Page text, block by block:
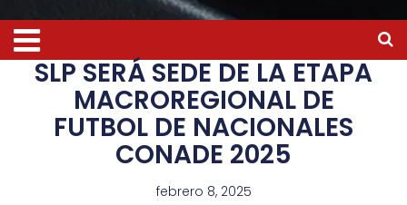
SLP SERÁ SEDE DE LA ETAPA
MACROREGIONAL DE
FUTBOL DE NACIONALES
CONADE 2025
febrero 8, 2025